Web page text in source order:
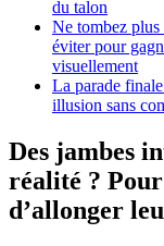
du talon
Ne tombez plus
éviter pour
visuellement
La parade
illusion sans
Des jambes
réalité ?
d’allonger